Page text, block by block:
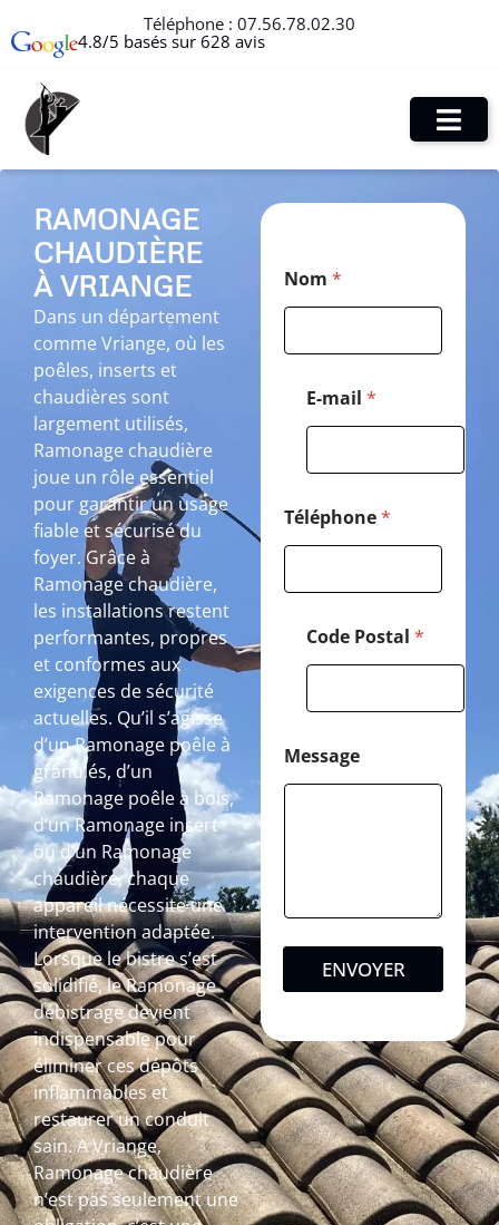
Téléphone : 07.56.78.02.30
4.8/5 basés sur 628 avis
RAMONAGE
CHAUDIÈRE
À VRIANGE
Dans un département
comme Vriange, où les
poêles, inserts et
chaudières sont
largement utilisés,
Ramonage chaudière
joue un rôle essentiel
pour garantir un usage
fiable et sécurisé du
foyer. Grâce à
Ramonage chaudière,
les installations restent
performantes, propres
et conformes aux
exigences de sécurité
actuelles. Qu’il s’agisse
d’un Ramonage poêle à
granulés, d’un
Ramonage poêle à bois,
d’un Ramonage insert
ou d’un Ramonage
chaudière, chaque
appareil nécessite une
intervention adaptée.
Lorsque le bistre s’est
solidifié, le Ramonage
débistrage devient
indispensable pour
éliminer ces dépôts
inflammables et
restaurer un conduit
sain. A Vriange,
Ramonage chaudière
n’est pas seulement une
Nom *
E-mail *
Téléphone*
Code Postal *
Message
ENVOYER